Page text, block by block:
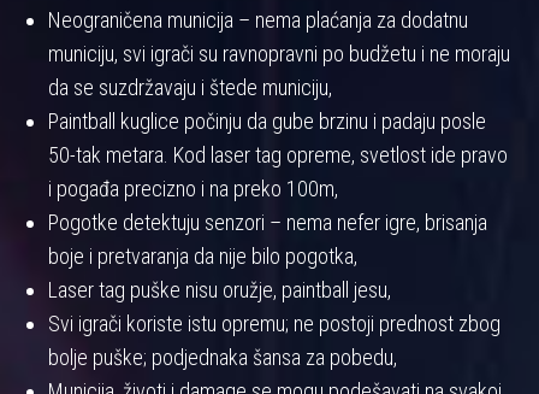
Neograničena municija – nema plaćanja za dodatnu
municiju, svi igrači su ravnopravni po budžetu i ne moraju
da se suzdržavaju i štede municiju,
Paintball kuglice počinju da gube brzinu i padaju posle
50-tak metara. Kod laser tag opreme, svetlost ide pravo
i pogađa precizno i na preko 100m,
Pogotke detektuju senzori – nema nefer igre, brisanja
boje i pretvaranja da nije bilo pogotka,
Laser tag puške nisu oružje, paintball jesu,
Svi igrači koriste istu opremu; ne postoji prednost zbog
bolje puške; podjednaka šansa za pobedu,